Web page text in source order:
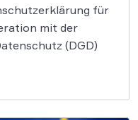
für
mit der
(DGD)